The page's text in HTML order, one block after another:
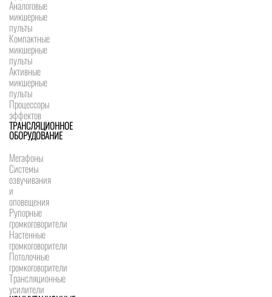
Аналоговые
микшерные
пульты
Компактные
микшерные
пульты
Активные
микшерные
пульты
Процессоры
эффектов
ТРАНСЛЯЦИОННОЕ
ОБОРУДОВАНИЕ
Мегафоны
Системы
озвучивания
и
оповещения
Рупорные
громкоговорители
Настенные
громкоговорители
Потолочные
громкоговорители
Трансляционные
усилители